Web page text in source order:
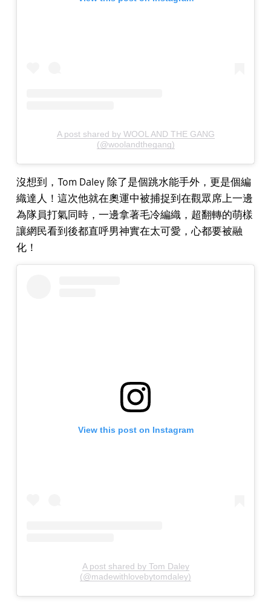
A post shared by WOOL AND THE GANG
(@woolandthegang)
沒想到，Tom Daley 除了是個跳水能手外，更是個編
織達人！這次他就在奧運中被捕捉到在觀眾席上一邊
為隊員打氣同時，一邊拿著毛冷編織，超翻轉的萌樣
讓網民看到後都直呼男神實在太可愛，心都要被融
化！
View this post on Instagram
A post shared by Tom Daley
(@madewithlovebytomdaley)